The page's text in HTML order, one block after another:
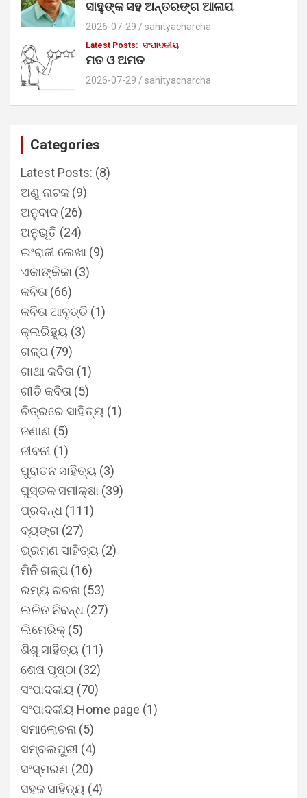
ସାହୁଙ୍କ ସହ ଅନ୍ତରଙ୍ଗ ଆଳାପ
2026-07-29 sahityacharcha
Latest Posts: ସଂପାଦକୀୟ
ମତ ଓ ଅମତ
2026-07-29 sahityacharcha
Categories
Latest Posts: (8)
ଅଣୁ ନାଟକ (9)
ଅନୁବାଦ (26)
ଅନୁଭୂତି (24)
ଇଂରାଜୀ ଲେଖା (9)
ଏକାଙ୍କିକା (3)
କବିତା (66)
କବିତା ଆବୃତ୍ତି (1)
କ୍ଲରିହ୍ୟୁ (3)
ଗଳ୍ପ (79)
ଗାଥା କବିତା (1)
ଗୀତି କବିତା (5)
ଚିତ୍ରରେ ସାହିତ୍ୟ (1)
ଜଣାଣ (5)
ଜୀବନୀ (1)
ପୁରାତନ ସାହିତ୍ୟ (3)
ପୁସ୍ତକ ସମୀକ୍ଷା (39)
ପ୍ରବନ୍ଧ (111)
ବ୍ୟଙ୍ଗ (27)
ଭ୍ରମଣ ସାହିତ୍ୟ (2)
ମିନି ଗଳ୍ପ (16)
ରମ୍ୟ ରଚନା (53)
ଲଳିତ ନିବନ୍ଧ (27)
ଲିମେରିକ୍ (5)
ଶିଶୁ ସାହିତ୍ୟ (11)
ଶେଷ ପୃଷ୍ଠା (32)
ସଂପାଦକୀୟ (70)
ସଂପାଦକୀୟ Home page (1)
ସମାଲୋଚନା (5)
ସମ୍ବଲପୁରୀ (4)
ସଂସ୍ମରଣ (20)
ସହଜ ସାହିତ୍ୟ (4)